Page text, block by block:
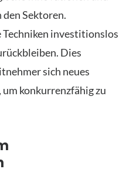
Sektoren.
Techniken investitionslos
Dies
sich neues
konkurrenzfähig zu